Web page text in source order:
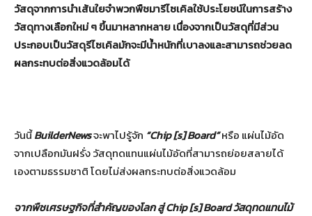
วัสดุจากการนำเส้นใยจำพวกพืชมารีไซเคิลใช้ประโยชน์ในการสร้าง
วัสดุทางเลือกใหม่ ๆ ขึ้นมาหลากหลาย เนื่องจากเป็นวัสดุที่มีส่วน
ประกอบเป็นวัสดุรีไซเคิลมักจะมีน้ำหนักที่เบาลงและสามารถช่วยลด
ผลกระทบต่อสิ่งแวดล้อมได้
วันนี้BuilderNewsจะพาไปรู้จัก “Chip [s] Board”หรือ แผ่นไม้อัด
จากเปลือกมันฝรั่ง วัสดุทดแทนแผ่นไม้อัดที่สามารถย่อยสลายได้
เองตามธรรมชาติ โดยไม่ส่งผลกระทบต่อสิ่งแวดล้อม
จากพืชเศรษฐกิจที่สำคัญของโลก สู่Chip [s] Boardวัสดุทดแทนไม้